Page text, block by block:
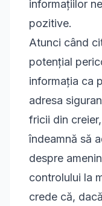
informațiilor
pozitive.
Atunci când
potențial
informația ca
adresa
fricii din
îndeamnă să
despre
controlului la
crede că,